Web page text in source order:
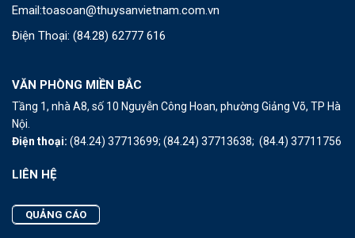
Email:toasoan@thuysanvietnam.com.vn
Điện Thoại: (84.28) 62777 616
VĂN PHÒNG MIỀN BẮC
Tầng 1, nhà A8, số 10 Nguyễn Công Hoan, phường Giảng Võ, TP Hà
Nội.
Điện thoại: (84.24) 37713699; (84.24) 37713638; (84.4) 37711756
LIÊN HỆ
QUẢNG CÁO